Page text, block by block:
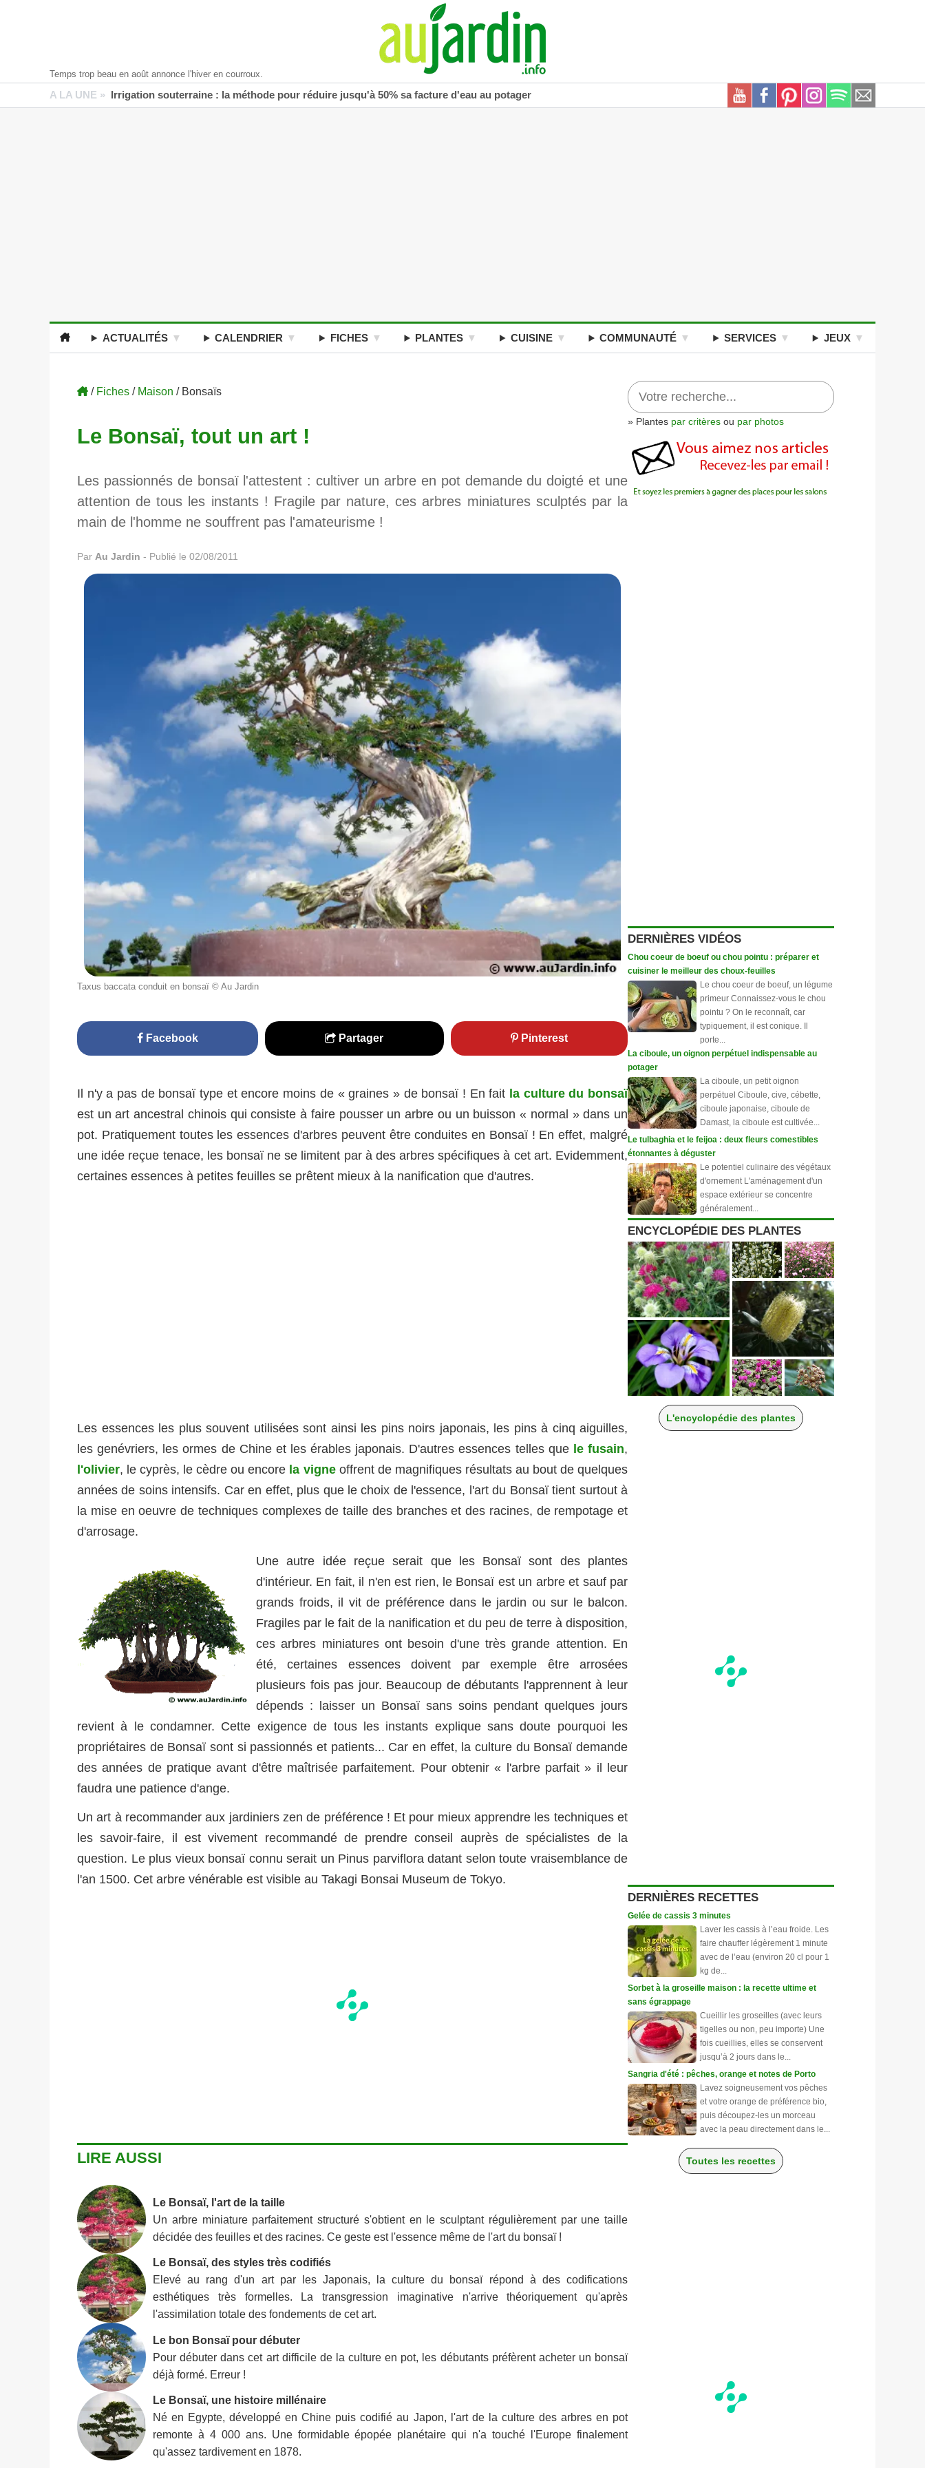
Temps trop beau en août annonce l'hiver en courroux.
A LA UNE » Irrigation souterraine : la méthode pour réduire jusqu'à 50% sa facture d'eau au potager
ACTUALITÉS CALENDRIER FICHES PLANTES CUISINE COMMUNAUTÉ SERVICES JEUX
/ Fiches / Maison / Bonsaïs
Le Bonsaï, tout un art !
Les passionnés de bonsaï l'attestent : cultiver un arbre en pot demande du doigté et une
attention de tous les instants ! Fragile par nature, ces arbres miniatures sculptés par la
main de l'homme ne souffrent pas l'amateurisme !
Par Au Jardin - Publié le 02/08/2011
Taxus baccata conduit en bonsaï © Au Jardin
Facebook Partager Pinterest
Il n'y a pas de bonsaï type et encore moins de « graines » de bonsaï ! En fait la culture du bonsaï
est un art ancestral chinois qui consiste à faire pousser un arbre ou un buisson « normal » dans un
pot. Pratiquement toutes les essences d'arbres peuvent être conduites en Bonsaï ! En effet, malgré
une idée reçue tenace, les bonsaï ne se limitent par à des arbres spécifiques à cet art. Evidemment,
certaines essences à petites feuilles se prêtent mieux à la nanification que d'autres.
Les essences les plus souvent utilisées sont ainsi les pins noirs japonais, les pins à cinq aiguilles,
les genévriers, les ormes de Chine et les érables japonais. D'autres essences telles que le fusain,
l'olivier, le cyprès, le cèdre ou encore la vigneoffrent de magnifiques résultats au bout de quelques
années de soins intensifs. Car en effet, plus que le choix de l'essence, l'art du Bonsaï tient surtout à
la mise en oeuvre de techniques complexes de taille des branches et des racines, de rempotage et
d'arrosage.
Une autre idée reçue serait que les Bonsaï sont des plantes
d'intérieur. En fait, il n'en est rien, le Bonsaï est un arbre et sauf par
grands froids, il vit de préférence dans le jardin ou sur le balcon.
Fragiles par le fait de la nanification et du peu de terre à disposition,
ces arbres miniatures ont besoin d'une très grande attention. En
été, certaines essences doivent par exemple être arrosées
plusieurs fois pas jour. Beaucoup de débutants l'apprennent à leur
dépends : laisser un Bonsaï sans soins pendant quelques jours
revient à le condamner. Cette exigence de tous les instants explique sans doute pourquoi les
propriétaires de Bonsaï sont si passionnés et patients... Car en effet, la culture du Bonsaï demande
des années de pratique avant d'être maîtrisée parfaitement. Pour obtenir « l'arbre parfait » il leur
faudra une patience d'ange.
Un art à recommander aux jardiniers zen de préférence ! Et pour mieux apprendre les techniques et
les savoir-faire, il est vivement recommandé de prendre conseil auprès de spécialistes de la
question. Le plus vieux bonsaï connu serait un Pinus parviflora datant selon toute vraisemblance de
l'an 1500. Cet arbre vénérable est visible au Takagi Bonsai Museum de Tokyo.
LIRE AUSSI
Le Bonsaï, l'art de la taille
Un arbre miniature parfaitement structuré s'obtient en le sculptant régulièrement par une taille
décidée des feuilles et des racines. Ce geste est l'essence même de l'art du bonsaï !
Le Bonsaï, des styles très codifiés
Elevé au rang d'un art par les Japonais, la culture du bonsaï répond à des codifications
esthétiques très formelles. La transgression imaginative n'arrive théoriquement qu'après
l'assimilation totale des fondements de cet art.
Le bon Bonsaï pour débuter
Pour débuter dans cet art difficile de la culture en pot, les débutants préfèrent acheter un bonsaï
déjà formé. Erreur !
Le Bonsaï, une histoire millénaire
Né en Egypte, développé en Chine puis codifié au Japon, l'art de la culture des arbres en pot
remonte à 4 000 ans. Une formidable épopée planétaire qui n'a touché l'Europe finalement
qu'assez tardivement en 1878.
» Plantes par critères ou par photos
DERNIÈRES VIDÉOS
Chou coeur de boeuf ou chou pointu : préparer et
cuisiner le meilleur des choux-feuilles
Le chou coeur de boeuf, un légume
primeur Connaissez-vous le chou
pointu ? On le reconnaît, car
typiquement, il est conique. Il
porte...
La ciboule, un oignon perpétuel indispensable au
potager
La ciboule, un petit oignon
perpétuel Ciboule, cive, cébette,
ciboule japonaise, ciboule de
Damast, la ciboule est cultivée...
Le tulbaghia et le feijoa : deux fleurs comestibles
étonnantes à déguster
Le potentiel culinaire des végétaux
d'ornement L'aménagement d'un
espace extérieur se concentre
généralement...
ENCYCLOPÉDIE DES PLANTES
L'encyclopédie des plantes
DERNIÈRES RECETTES
Gelée de cassis 3 minutes
Laver les cassis à l’eau froide. Les
faire chauffer légèrement 1 minute
avec de l’eau (environ 20 cl pour 1
kg de...
Sorbet à la groseille maison : la recette ultime et
sans égrappage
Cueillir les groseilles (avec leurs
tigelles ou non, peu importe) Une
fois cueillies, elles se conservent
jusqu’à 2 jours dans le...
Sangria d'été : pêches, orange et notes de Porto
Lavez soigneusement vos pêches
et votre orange de préférence bio,
puis découpez-les un morceau
avec la peau directement dans le...
Toutes les recettes